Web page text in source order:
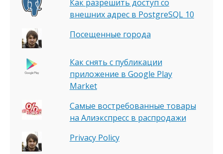
Как разрешить доступ со
внешних адрес в PostgreSQL 10
Посещенные города
Как снять с публикации
приложение в Google Play
Market
Самые востребованные товары
на Алиэкспресс в распродажи
Privacy Policy